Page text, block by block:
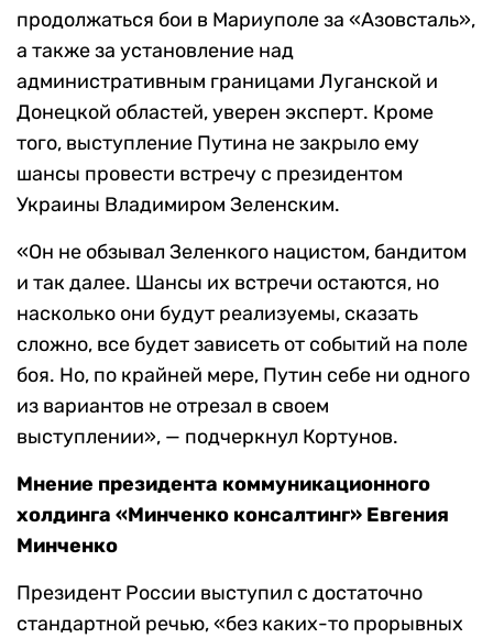
продолжаться бои в Мариуполе за «Азовсталь»,
а также за установление над
административным границами Луганской и
Донецкой областей, уверен эксперт. Кроме
того, выступление Путина не закрыло ему
шансы провести встречу с президентом
Украины Владимиром Зеленским.
«Он не обзывал Зеленкого нацистом, бандитом
и так далее. Шансы их встречи остаются, но
насколько они будут реализуемы, сказать
сложно, все будет зависеть от событий на поле
боя. Но, по крайней мере, Путин себе ни одного
из вариантов не отрезал в своем
выступлении», — подчеркнул Кортунов.
Мнение президента коммуникационного
холдинга «Минченко консалтинг» Евгения
Минченко
Президент России выступил с достаточно
стандартной речью, «без каких-то прорывных